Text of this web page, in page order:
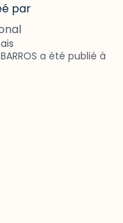
par
a été publié à